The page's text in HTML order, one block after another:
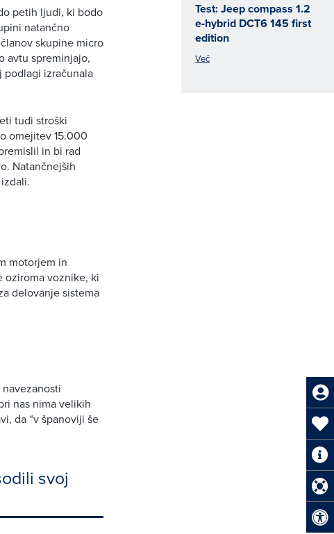
petih ljudi, ki bodo
natančno
skupine micro
avtu spreminjajo,
podlagi izračunala
tudi stroški
omejitev 15.000
in bi rad
Natančnejših
motorjem in
oziroma voznike, ki
delovanje sistema
nas nima velikih
da “v španoviji še
svoj
Test: Jeep compass 1.2
e-hybrid DCT6 145 first
edition
Več